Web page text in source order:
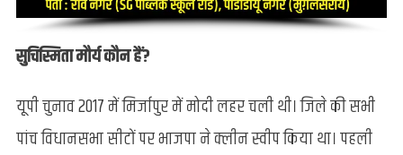
सुचिस्मिता मौर्य कौन हैं?
यूपी चुनाव 2017 में मिर्जापुर में मोदी लहर चली थी। जिले की सभी
पांच विधानसभा सीटों पर भाजपा ने क्लीन स्वीप किया था। पहली